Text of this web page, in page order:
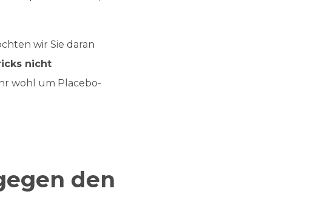
wir Sie daran
nicht
wohl um Placebo-
den